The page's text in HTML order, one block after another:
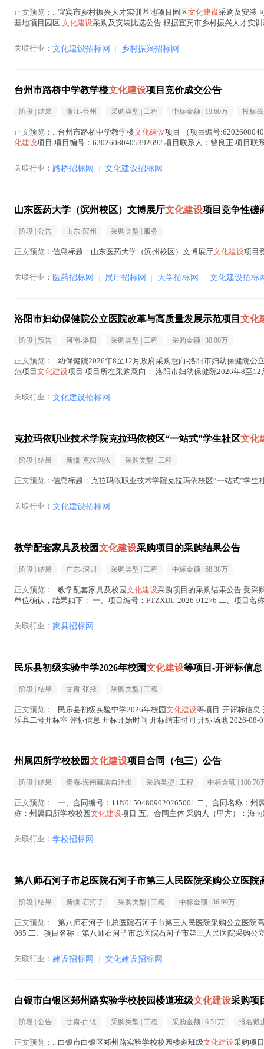
正文预览： ...宜宾市乡村振兴人才实训基地项目园区文化建设采购及安装
基地项目园区 文化建设采购及安装比选公告 根据宜宾市乡村振兴人才实
关联行业： 文化建设招标网 | 乡村振兴招标网
台州市路桥中学教学楼文化建设项目竞价成交公告
阶段 | 结果 浙江-台州 采购类型 | 工程 中标金额 | 19.60万 投标
正文预览： ...台州市路桥中学教学楼文化建设项目 （项目编号
化建设项目 项目编号：62026080405392692 项目联系人：曾良正 项目
关联行业： 路桥招标网 | 文化建设招标网
山东医药大学（滨州校区）文博展厅文化建设项目竞争性磋
阶段 | 公告 山东-滨州 采购类型 | 服务
正文预览： 信息标题：山东医药大学（滨州校区）文博展厅文化建设项目
关联行业： 医药招标网 | 展厅招标网 | 大学招标网 | 文化建设招标
洛阳市妇幼保健院公立医院改革与高质量发展示范项目 文化
阶段 | 预告 河南-洛阳 采购类型 | 工程 采购金额 | 30.00万
正文预览： ...幼保健院2026年8至12月政府采购意向-洛阳市妇幼保健院公
范项目 文化建设项目 项目所在采购意向： 洛阳市妇幼保健院2026年8至
关联行业： 文化建设招标网
克拉玛依职业技术学院克拉玛依校区“一站式”学生社区文化
阶段 | 结果 新疆-克拉玛依 采购类型 | 工程
正文预览： 信息标题：克拉玛依职业技术学院克拉玛依校区“一站式”学生
关联行业： 文化建设招标网
教学配套家具及校园文化建设采购项目的采购结果公告
阶段 | 结果 广东-深圳 采购类型 | 工程 中标金额 | 68.38万
正文预览： ...教学配套家具及校园文化建设采购项目的采购结果公告 受采
单位确认，结果如下： 一、项目编号：FTZXDL-2026-01276 二、项目名
关联行业： 家具招标网
民乐县初级实验中学2026年校园文化建设等项目-开评标信息
阶段 | 结果 甘肃-张掖 采购类型 | 工程
正文预览： ...民乐县初级实验中学2026年校园文化建设等项目-开评标信息
乐县二号开标室 评标信息 开标开始时间 开标结束时间 开标场地 2026-
州属四所学校校园文化建设项目合同（包三）公告
阶段 | 结果 青海-海南藏族自治州 采购类型 | 工程 中标金额 | 100.70
正文预览： ...一、合同编号：11N01504809020265001 二、合同名称：州
称：州属四所学校校园文化建设项目 五、合同主体 采购人（甲方）：海
关联行业： 学校招标网
第八师石河子市总医院石河子市第三人民医院采购公立医院
阶段 | 结果 新疆-石河子 采购类型 | 工程 中标金额 | 36.99万
正文预览： ...第八师石河子市总医院石河子市第三人民医院采购公立医院
065 二、项目名称：第八师石河子市总医院石河子市第三人民医院采购公
关联行业： 建设招标网 | 文化建设招标网
白银市白银区郑州路实验学校校园楼道班级文化建设采购项
阶段 | 公告 甘肃-白银 采购类型 | 工程 采购金额 | 6.51万 报名截
正文预览： ...白银市白银区郑州路实验学校校园楼道班级文化建设采购项